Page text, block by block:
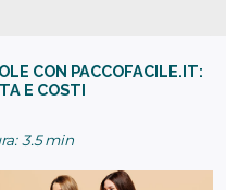
CON PACCOFACILE.IT:
E COSTI
3.5 min